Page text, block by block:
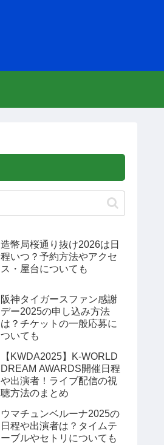
造幣局桜通り抜け2026は日
程いつ？予約方法やアクセ
ス・屋台についても
阪神タイガースファン感謝
デー2025の申し込み方法
は？チケットの一般応募に
ついても
【KWDA2025】K-WORLD
DREAM AWARDS開催日程
や出演者！ライブ配信の視
聴方法のまとめ
ウマチュンベルーナ2025の
日程や出演者は？タイムテ
ーブルやセトリについても